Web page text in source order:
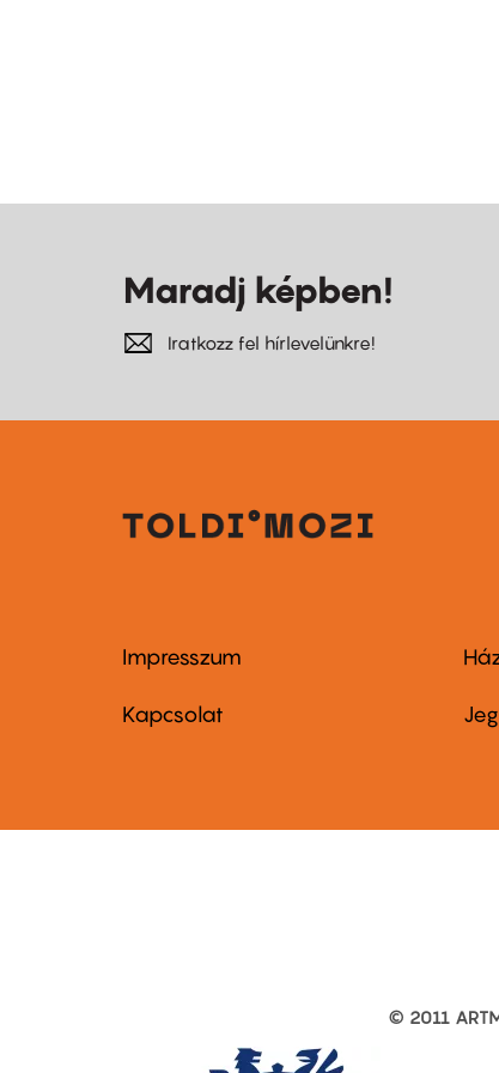
Maradj képben!
Iratkozz fel hírlevelünkre!
Footer
menu
Impresszum
Kapcsolat
© 2011